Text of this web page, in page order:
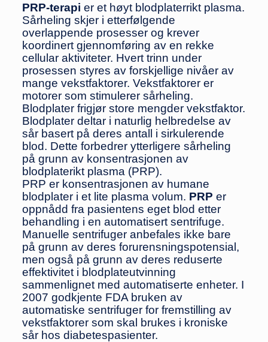
PRP-terapi er et høyt blodplaterrikt plasma.
Sårheling skjer i etterfølgende
overlappende prosesser og krever
koordinert gjennomføring av en rekke
cellular aktiviteter. Hvert trinn under
prosessen styres av forskjellige nivåer av
mange vekstfaktorer. Vekstfaktorer er
motorer som stimulerer sårheling.
Blodplater frigjør store mengder vekstfaktor.
Blodplater deltar i naturlig helbredelse av
sår basert på deres antall i sirkulerende
blod. Dette forbedrer ytterligere sårheling
på grunn av konsentrasjonen av
blodplaterikt plasma (PRP).
PRP er konsentrasjonen av humane
blodplater i et lite plasma volum. PRP er
oppnådd fra pasientens eget blod etter
behandling i en automatisert sentrifuge.
Manuelle sentrifuger anbefales ikke bare
på grunn av deres forurensningspotensial,
men også på grunn av deres reduserte
effektivitet i blodplateutvinning
sammenlignet med automatiserte enheter. I
2007 godkjente FDA bruken av
automatiske sentrifuger for fremstilling av
vekstfaktorer som skal brukes i kroniske
sår hos diabetespasienter.